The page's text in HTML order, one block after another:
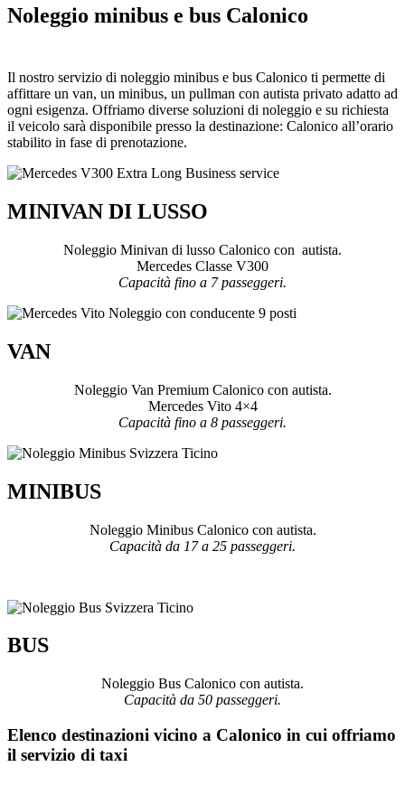
Noleggio minibus e bus Calonico
Il nostro servizio di noleggio minibus e bus Calonico ti permette di
affittare un van, un minibus, un pullman con autista privato adatto ad
ogni esigenza. Offriamo diverse soluzioni di noleggio e su richiesta
il veicolo sarà disponibile presso la destinazione: Calonico all’orario
stabilito in fase di prenotazione.
MINIVAN DI LUSSO
Noleggio Minivan di lusso Calonico con autista.
Mercedes Classe V300
Capacità fino a 7 passeggeri.
VAN
Noleggio Van Premium Calonico con autista.
Mercedes Vito 4×4
Capacità fino a 8 passeggeri.
MINIBUS
Noleggio Minibus Calonico con autista.
Capacità da 17 a 25 passeggeri.
BUS
Noleggio Bus Calonico con autista.
Capacità da 50 passeggeri.
Elenco destinazioni vicino a Calonico in cui offriamo
il servizio di taxi